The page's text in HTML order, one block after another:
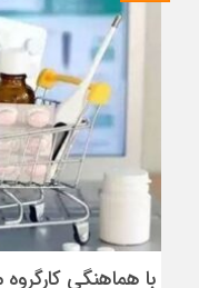
با هماهنگی